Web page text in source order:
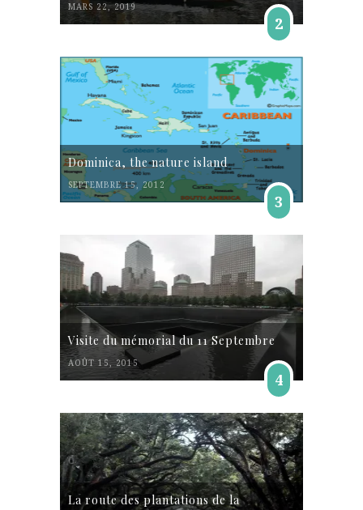
MARS 22, 2019
2
Dominica, the nature island
SEPTEMBRE 15, 2012
3
Visite du mémorial du 11 Septembre
AOÛT 15, 2015
4
La route des plantations de la